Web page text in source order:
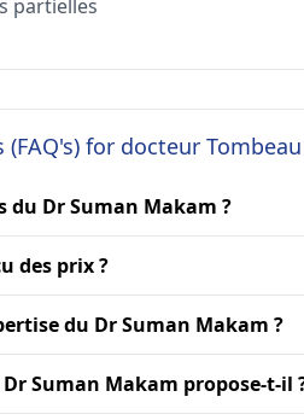
partielles
for docteur
Dr Suman Makam ?
des prix ?
du Dr Suman Makam ?
Suman Makam propose-t-il